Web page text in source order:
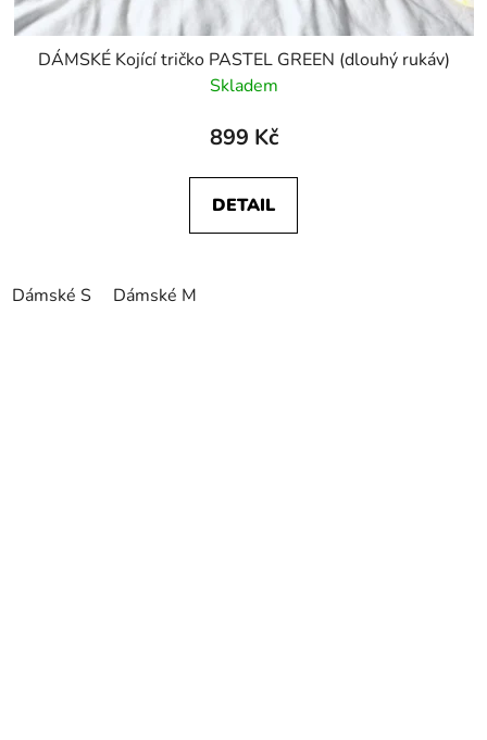
DÁMSKÉ Kojící tričko PASTEL GREEN (dlouhý rukáv)
Skladem
899 Kč
DETAIL
Dámské S Dámské M